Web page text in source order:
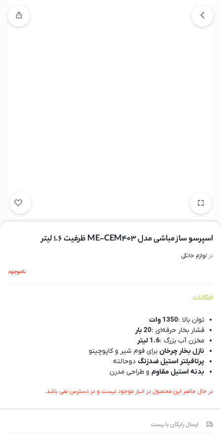
اسپرسو ساز مباشی مدل ME-CEM403 ظرفیت ۱.۶ لیتر
در لوازم خانگی
ناموجود
امکانات
توان بالا :1350 وات
فشار بخار حرفه‌ای :20 بار
مخزن آب بزرگ :1.6 لیتر
نازل بخار چرخان برای فوم شیر و کاپوچینو
پرتافیلتر استیل ضدزنگ دوحالته
بدنه استیل مقاوم و طراحی مدرن
مناسب برایاسپرسو، لاته، کاپوچینو و موکا
در حال حاضر این محصول در انبار موجود نیست و در دسترس نمی باشد.
ارسال رایگان با پست